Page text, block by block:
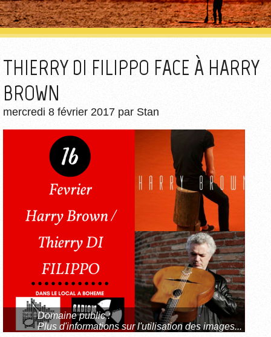
THIERRY DI FILIPPO FACE À HARRY
BROWN
mercredi 8 février 2017 par Stan
Domaine public :
Plus d'informations sur l'utilisation des images...